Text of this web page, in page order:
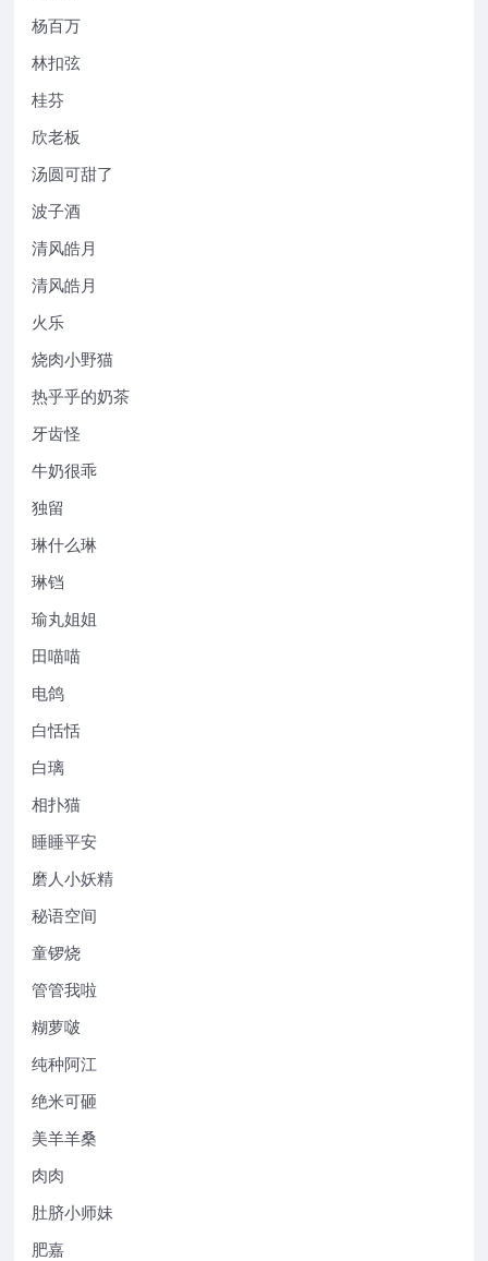
杨百万
林扣弦
桂芬
欣老板
汤圆可甜了
波子酒
清风皓月
清风皓月
火乐
烧肉小野猫
热乎乎的奶茶
牙齿怪
牛奶很乖
独留
琳什么琳
琳铛
瑜丸姐姐
田喵喵
电鸽
白恬恬
白璃
相扑猫
睡睡平安
磨人小妖精
秘语空间
童锣烧
管管我啦
糊萝啵
纯种阿江
绝米可砸
美羊羊桑
肉肉
肚脐小师妹
肥嘉